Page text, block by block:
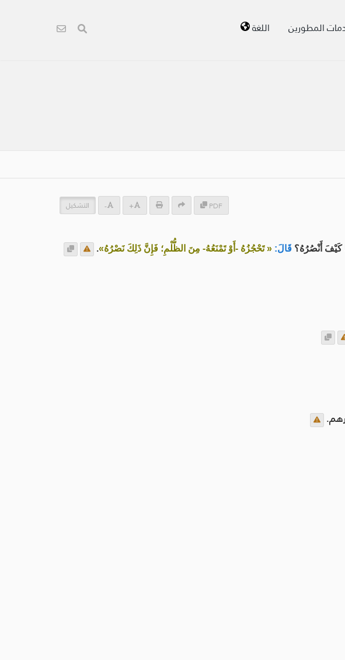
المطورين اللغة
PDF
+
- التشكيل
كَيْفَ أَنْصُرُهُ؟ قَالَ: « تَحْجُزُهُ -أَوْ تَمْنَعُهُ- مِنَ الظُّلْمِ؛ فَإِنَّ ذَلِكَ نَصْرُهُ».